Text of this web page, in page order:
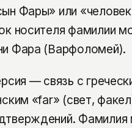
Фары» или
носителя фамилии
Фара (Варфоломей).
— связь с
«far» (свет,
Фамилия